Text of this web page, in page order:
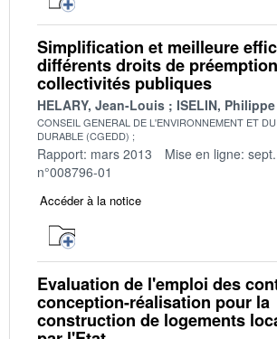
Simplification et meilleure
différents droits de
collectivités publiques
HELARY, Jean-Louis ISELIN, Philippe
CONSEIL GENERAL DE L'ENVIRONNEMENT ET
DURABLE (CGEDD)
Rapport: mars 2013 Mise en ligne:
n°008796-01
Accéder à la notice
Evaluation de l'emploi des
conception-réalisation pour la
construction de logements